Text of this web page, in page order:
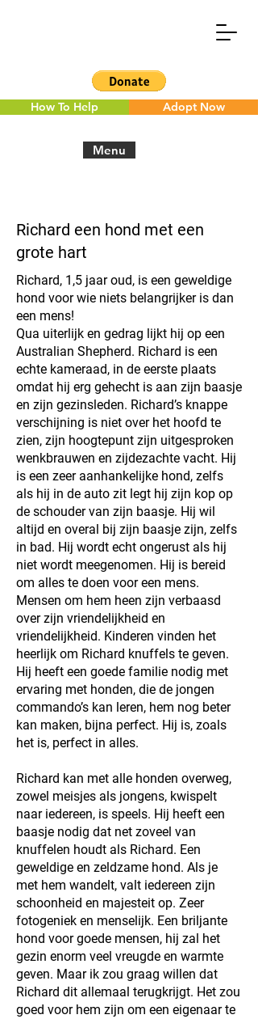
How To Help Adopt Now
Menu
Richard een hond met een
grote hart
Richard, 1,5 jaar oud, is een geweldige
hond voor wie niets belangrijker is dan
een mens!
Qua uiterlijk en gedrag lijkt hij op een
Australian Shepherd. Richard is een
echte kameraad, in de eerste plaats
omdat hij erg gehecht is aan zijn baasje
en zijn gezinsleden. Richard’s knappe
verschijning is niet over het hoofd te
zien, zijn hoogtepunt zijn uitgesproken
wenkbrauwen en zijdezachte vacht. Hij
is een zeer aanhankelijke hond, zelfs
als hij in de auto zit legt hij zijn kop op
de schouder van zijn baasje. Hij wil
altijd en overal bij zijn baasje zijn, zelfs
in bad. Hij wordt echt ongerust als hij
niet wordt meegenomen. Hij is bereid
om alles te doen voor een mens.
Mensen om hem heen zijn verbaasd
over zijn vriendelijkheid en
vriendelijkheid. Kinderen vinden het
heerlijk om Richard knuffels te geven.
Hij heeft een goede familie nodig met
ervaring met honden, die de jongen
commando’s kan leren, hem nog beter
kan maken, bijna perfect. Hij is, zoals
het is, perfect in alles.
Richard kan met alle honden overweg,
zowel meisjes als jongens, kwispelt
naar iedereen, is speels. Hij heeft een
baasje nodig dat net zoveel van
knuffelen houdt als Richard. Een
geweldige en zeldzame hond. Als je
met hem wandelt, valt iedereen zijn
schoonheid en majesteit op. Zeer
fotogeniek en menselijk. Een briljante
hond voor goede mensen, hij zal het
gezin enorm veel vreugde en warmte
geven. Maar ik zou graag willen dat
Richard dit allemaal terugkrijgt. Het zou
goed voor hem zijn om een eigenaar te